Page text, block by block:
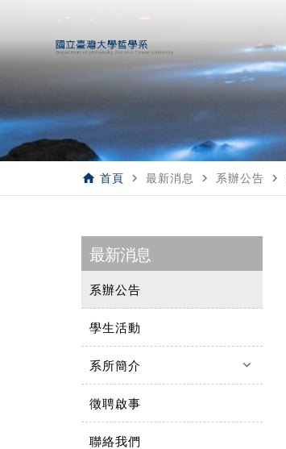
home 首頁 navigate_next 最新消息 navigate_next 系辦公告 navigate_next
最新消息
系辦公告
學生活動
系所簡介 keyboard_arrow_down
徵聘啟事
聯絡我們